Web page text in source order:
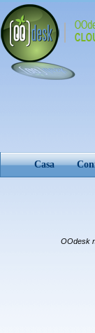
Casa
OOdesk